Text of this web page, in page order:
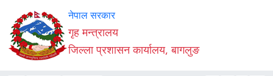
Accessibility
Mode
सुरु
गर्नुहोस्
सामाग्री
पढ्नुहाेस्
नेभिगेसन
पढ्नुहाेस्
वेबसाइट
खोजमा
जानुहोस्
नेपाल सरकार
गृह मन्त्रालय
जिल्ला प्रशासन कार्यालय, बागलुङ